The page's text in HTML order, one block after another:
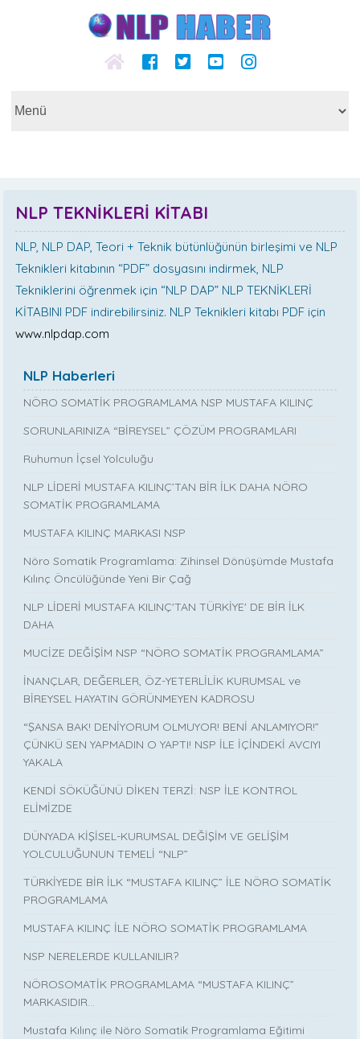
NLP TEKNİKLERİ KİTABI
NLP, NLP DAP, Teori + Teknik bütünlüğünün birleşimi ve NLP
Teknikleri kitabının “PDF” dosyasını indirmek, NLP
Tekniklerini öğrenmek için “NLP DAP” NLP TEKNİKLERİ
KİTABINI PDF indirebilirsiniz. NLP Teknikleri kitabı PDF için
www.nlpdap.com
NLP Haberleri
NÖRO SOMATİK PROGRAMLAMA NSP MUSTAFA KILINÇ
SORUNLARINIZA “BİREYSEL” ÇÖZÜM PROGRAMLARI
Ruhumun İçsel Yolculuğu
NLP LİDERİ MUSTAFA KILINÇ’TAN BİR İLK DAHA NÖRO
SOMATİK PROGRAMLAMA
MUSTAFA KILINÇ MARKASI NSP
Nöro Somatik Programlama: Zihinsel Dönüşümde Mustafa
Kılınç Öncülüğünde Yeni Bir Çağ
NLP LİDERİ MUSTAFA KILINÇ'TAN TÜRKİYE' DE BİR İLK
DAHA
MUCİZE DEĞİŞİM NSP “NÖRO SOMATİK PROGRAMLAMA”
İNANÇLAR, DEĞERLER, ÖZ-YETERLİLİK KURUMSAL ve
BİREYSEL HAYATIN GÖRÜNMEYEN KADROSU
“ŞANSA BAK! DENİYORUM OLMUYOR! BENİ ANLAMIYOR!”
ÇÜNKÜ SEN YAPMADIN O YAPTI! NSP İLE İÇİNDEKİ AVCIYI
YAKALA
KENDİ SÖKÜĞÜNÜ DİKEN TERZİ: NSP İLE KONTROL
ELİMİZDE
DÜNYADA KİŞİSEL-KURUMSAL DEĞİŞİM VE GELİŞİM
YOLCULUĞUNUN TEMELİ “NLP”
TÜRKİYEDE BİR İLK “MUSTAFA KILINÇ” İLE NÖRO SOMATİK
PROGRAMLAMA
MUSTAFA KILINÇ İLE NÖRO SOMATİK PROGRAMLAMA
NSP NERELERDE KULLANILIR?
NÖROSOMATİK PROGRAMLAMA “MUSTAFA KILINÇ”
MARKASIDIR…
Mustafa Kılınç ile Nöro Somatik Programlama Eğitimi